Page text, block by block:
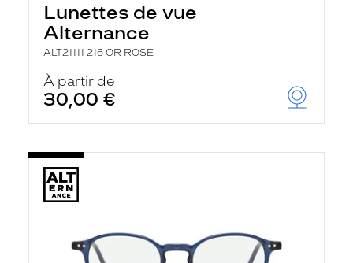
Lunettes de vue
Alternance
ALT21111 216 OR ROSE
À partir de
30,00 €